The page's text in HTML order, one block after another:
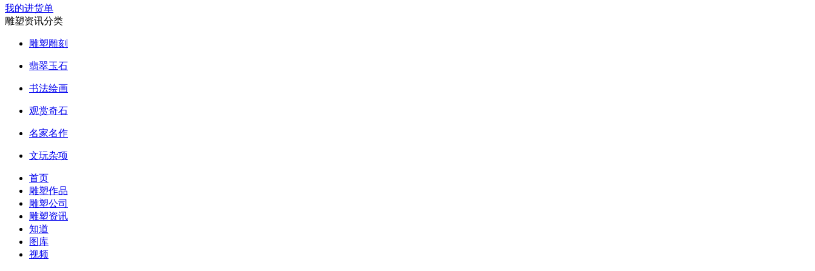
我的进货单
雕塑资讯分类
雕塑雕刻
翡翠玉石
书法绘画
观赏奇石
名家名作
文玩杂项
首页
雕塑作品
雕塑公司
雕塑资讯
知道
图库
视频